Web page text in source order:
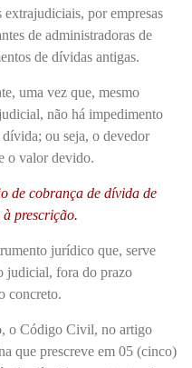
extrajudiciais, por empresas
de administradoras de
de dívidas antigas.
uma vez que, mesmo
não há impedimento
ou seja, o devedor
o valor devido.
de cobrança de dívida de
prescrição.
jurídico que, serve
judicial, fora do prazo
concreto.
o Código Civil, no artigo
que prescreve em 05 (cinco)